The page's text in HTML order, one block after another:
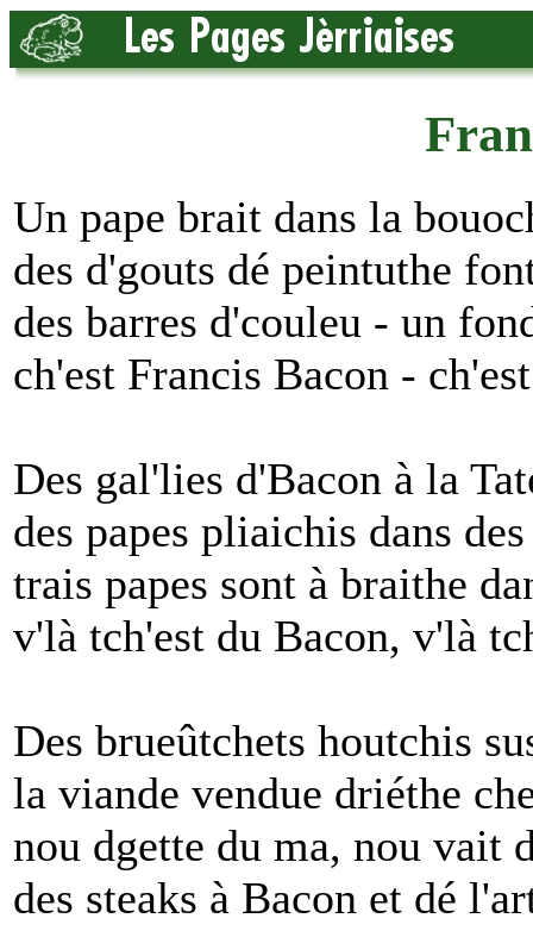
Un pape brait dans la
des d'gouts dé peintuthe
des barres d'couleu - un
ch'est Francis Bacon -
Des gal'lies d'Bacon à la
des papes pliaichis dans
trais papes sont à braithe
v'là tch'est du Bacon, v'là
Des brueûtchets houtchis
la viande vendue driéthe
nou dgette du ma, nou vait
des steaks à Bacon et dé